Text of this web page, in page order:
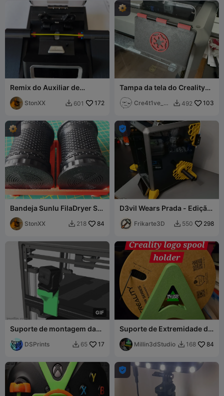
Remix do Auxiliar de
Conector de Filamento
SunluStonXX  601 172
Tampa da tela do Creality
K2 Plus com dobradiça
flexível.Cre4t1ve_Ne
 492 103
Bandeja Sunlu FilaDryer S2
para Recipiente de Gel de
Sílica CFS
StonXX  218 84

D3vil Wears Prada - Edição
Frikarte3D  550 298
GIF
Suporte de montagem da
câmera Nebular para o
quadro da K1 K2 SE para
impressoras Creality
DSPrints  65 17
Suporte de Extremidade de
Bobina de Filamento com
Logo da Creality para K2 K1
Ender Hi
Millin3dStudio  168 84
